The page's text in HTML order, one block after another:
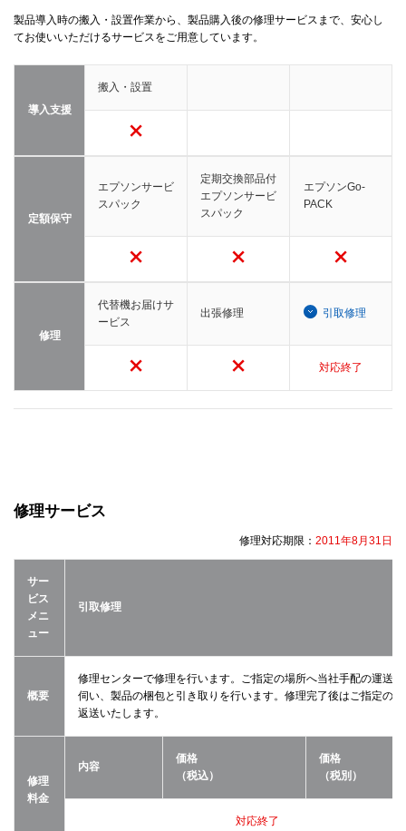
製品導入時の搬入・設置作業から、製品購入後の修理サービスまで、安心し
てお使いいただけるサービスをご用意しています。
導入支援
搬入・設置
定額保守
エプソンサービ
スパック
定期交換部品付
エプソンサービ
スパック
エプソンGo-
PACK
修理
代替機お届けサ
ービス
出張修理 引取修理
対応終了
修理サービス
修理対応期限： 2011年8月31日
サー
ビス
メニ
ュー
引取修理
概要
修理センターで修理を行います。ご指定の場所へ当社手配の運送
伺い、製品の梱包と引き取りを行います。修理完了後はご指定の
返送いたします。
修理
料金
内容
価格
（税込）
価格
（税別）
対応終了